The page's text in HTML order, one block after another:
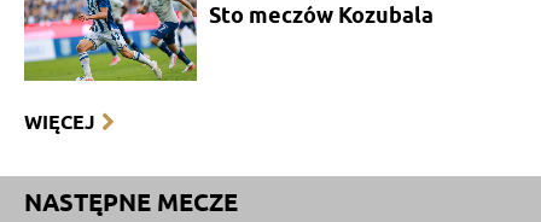
Sto meczów Kozubala
WIĘCEJ
NASTĘPNE MECZE